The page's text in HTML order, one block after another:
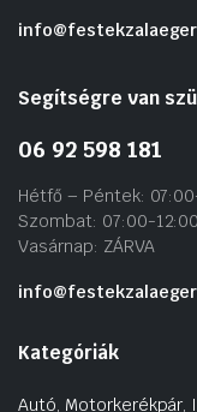
Segítségre van
06 92 598 181
Hétfő – Péntek:
Szombat: 07:00-12:00
Vasárnap: ZÁRVA
Kategóriák
Autó, Motorkerékpár,